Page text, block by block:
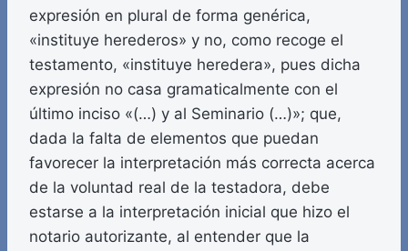
expresión en plural de forma genérica,
«instituye herederos» y no, como recoge el
testamento, «instituye heredera», pues dicha
expresión no casa gramaticalmente con el
último inciso «(…) y al Seminario (…)»; que,
dada la falta de elementos que puedan
favorecer la interpretación más correcta acerca
de la voluntad real de la testadora, debe
estarse a la interpretación inicial que hizo el
notario autorizante, al entender que la